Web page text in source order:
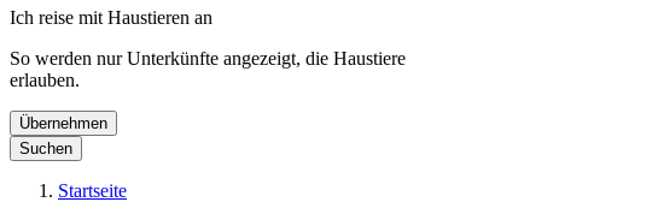
Ich reise mit Haustieren an
So werden nur Unterkünfte angezeigt, die Haustiere
erlauben.
Übernehmen
Suchen
Startseite